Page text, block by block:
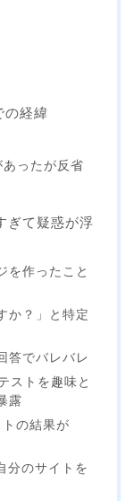
の経緯
ったが反省
ぎて疑惑が浮
を作ったこと
か？」と特定
答でバレバレ
ストを趣味と
露
の結果が
分のサイトを